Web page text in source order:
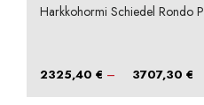
Harkkohormi Schiedel Rondo
2325,40€ – 3707,30€